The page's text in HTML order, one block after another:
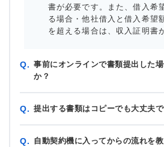
書が必要です。また、借入希
る場合・他社借入と借入希望
を超える場合は、収入証明書
Q. 事前にオンラインで書類提出した
か？
Q. 提出する書類はコピーでも大丈夫で
Q. 自動契約機に入ってからの流れを